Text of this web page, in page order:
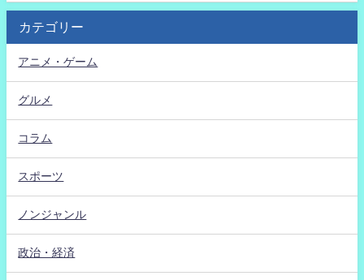
カテゴリー
アニメ・ゲーム
グルメ
コラム
スポーツ
ノンジャンル
政治・経済